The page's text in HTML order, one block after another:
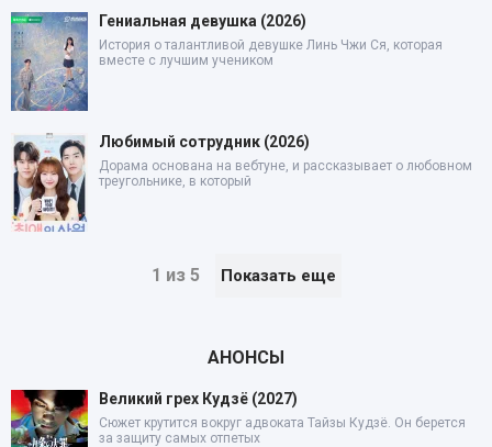
Гениальная девушка (2026)
История о талантливой девушке Линь Чжи Ся, которая
вместе с лучшим учеником
Любимый сотрудник (2026)
Дорама основана на вебтуне, и рассказывает о любовном
треугольнике, в который
1 из 5 Показать еще
АНОНСЫ
Великий грех Кудзё (2027)
Сюжет крутится вокруг адвоката Тайзы Кудзё. Он берется
за защиту самых отпетых